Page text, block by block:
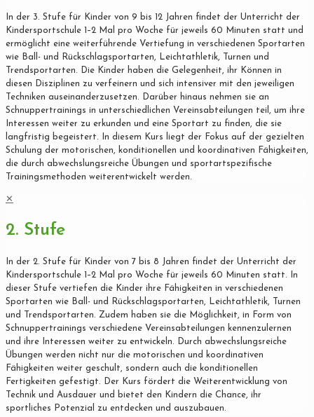
In der 3. Stufe für Kinder von 9 bis 12 Jahren findet der Unterricht der
Kindersportschule 1–2 Mal pro Woche für jeweils 60 Minuten statt und
ermöglicht eine weiterführende Vertiefung in verschiedenen Sportarten
wie Ball- und Rückschlagsportarten, Leichtathletik, Turnen und
Trendsportarten. Die Kinder haben die Gelegenheit, ihr Können in
diesen Disziplinen zu verfeinern und sich intensiver mit den jeweiligen
Techniken auseinanderzusetzen. Darüber hinaus nehmen sie an
Schnuppertrainings in unterschiedlichen Vereinsabteilungen teil, um ihre
Interessen weiter zu erkunden und eine Sportart zu finden, die sie
langfristig begeistert. In diesem Kurs liegt der Fokus auf der gezielten
Schulung der motorischen, konditionellen und koordinativen Fähigkeiten,
die durch abwechslungsreiche Übungen und sportartspezifische
Trainingsmethoden weiterentwickelt werden.
✕
2. Stufe
In der 2. Stufe für Kinder von 7 bis 8 Jahren findet der Unterricht der
Kindersportschule 1–2 Mal pro Woche für jeweils 60 Minuten statt. In
dieser Stufe vertiefen die Kinder ihre Fähigkeiten in verschiedenen
Sportarten wie Ball- und Rückschlagsportarten, Leichtathletik, Turnen
und Trendsportarten. Zudem haben sie die Möglichkeit, in Form von
Schnuppertrainings verschiedene Vereinsabteilungen kennenzulernen
und ihre Interessen weiter zu entwickeln. Durch abwechslungsreiche
Übungen werden nicht nur die motorischen und koordinativen
Fähigkeiten weiter geschult, sondern auch die konditionellen
Fertigkeiten gefestigt. Der Kurs fördert die Weiterentwicklung von
Technik und Ausdauer und bietet den Kindern die Chance, ihr
sportliches Potenzial zu entdecken und auszubauen.